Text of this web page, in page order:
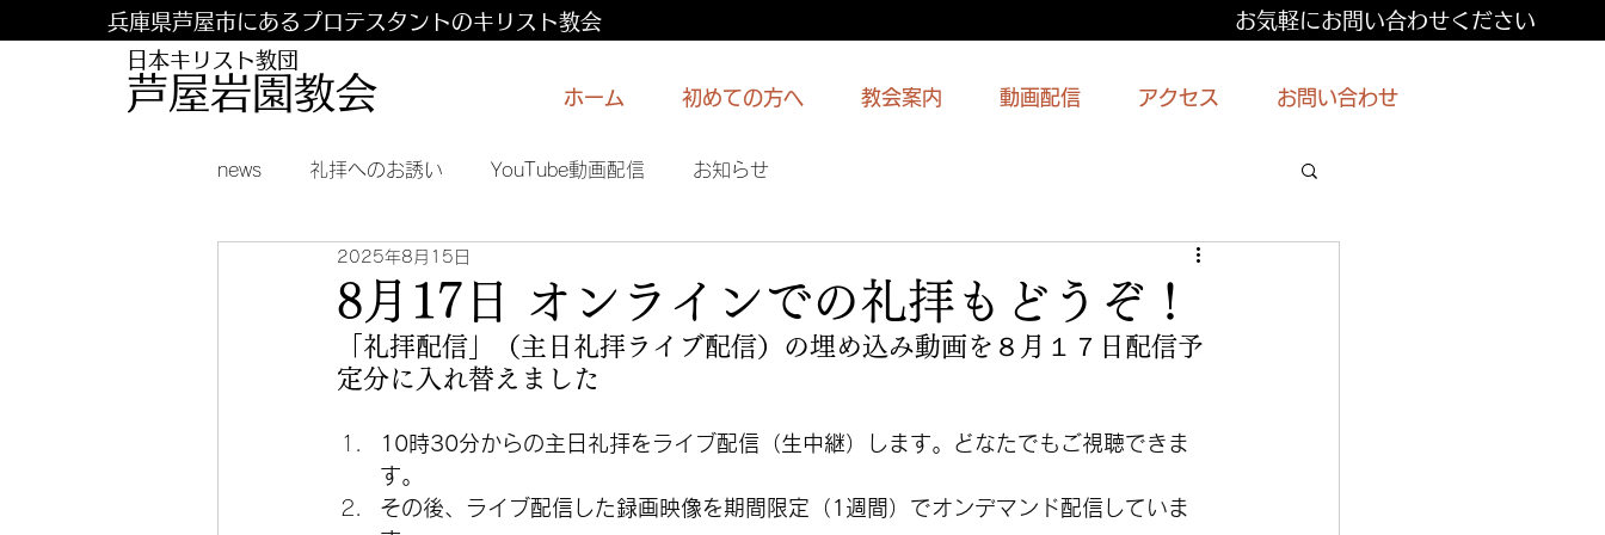
兵庫県芦屋市にあるプロテスタントのキリスト教会
お気軽にお問い合わせください
日本キリスト教団
​​芦屋岩園教会 ホーム 初めての方へ 教会案内 動画配信 アクセス お問い合わせ
news 礼拝へのお誘い YouTube動画配信 お知らせ
8月17日 オンラインでの礼拝もどうぞ！
2025年8月15日
「礼拝配信」（主日礼拝ライブ配信）の埋め込み動画を８月１７日配信予
定分に入れ替えました
10時30分からの主日礼拝をライブ配信（生中継）します。どなたでもご視聴できま
す。
その後、ライブ配信した録画映像を期間限定（1週間）でオンデマンド配信していま